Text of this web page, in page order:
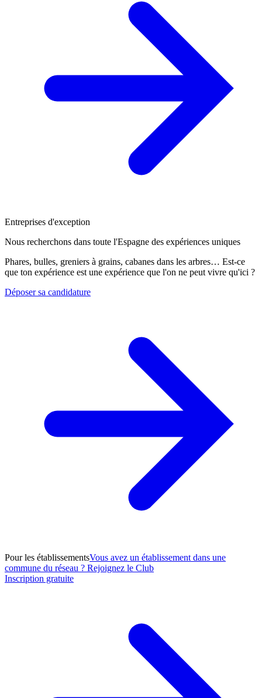
Entreprises d'exception
Nous recherchons dans toute l'Espagne des expériences uniques
Phares, bulles, greniers à grains, cabanes dans les arbres… Est-ce
que ton expérience est une expérience que l'on ne peut vivre qu'ici ?
Déposer sa candidature
Pour les établissementsVous avez un établissement dans une
commune du réseau ? Rejoignez le Club
Inscription gratuite